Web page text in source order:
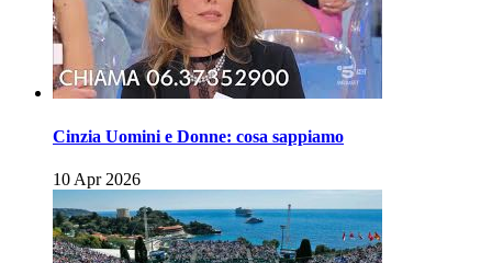
Cinzia Uomini e Donne: cosa sappiamo
10 Apr 2026